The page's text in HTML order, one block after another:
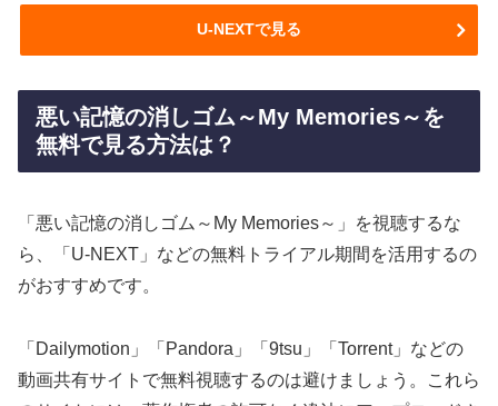
U-NEXTで見る
悪い記憶の消しゴム～My Memories～を
無料で見る方法は？
「悪い記憶の消しゴム～My Memories～」を視聴するな
ら、「U-NEXT」などの無料トライアル期間を活用するの
がおすすめです。
「Dailymotion」「Pandora」「9tsu」「Torrent」などの
動画共有サイトで無料視聴するのは避けましょう。これら